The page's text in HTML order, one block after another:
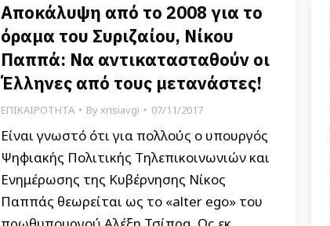
Αποκάλυψη από το 2008 για το
όραμα του Συριζαίου, Νίκου
Παππά: Να αντικατασταθούν οι
Έλληνες από τους μετανάστες!
ΕΠΙΚΑΙΡΟΤΗΤΑ Byxrisiavgi 07/11/2017
Είναι γνωστό ότι για πολλούς ο υπουργός
Ψηφιακής Πολιτικής Τηλεπικοινωνιών και
Ενημέρωσης της Κυβέρνησης Νίκος
Παππάς θεωρείται ως το «alter ego» του